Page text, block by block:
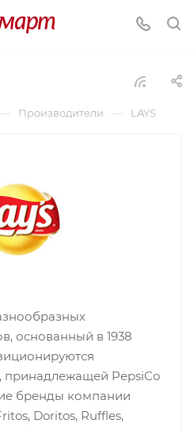
Производители — LAYS
основанный в 1938
принадлежащей PepsiCo
бренды компании
Doritos, Ruffles,